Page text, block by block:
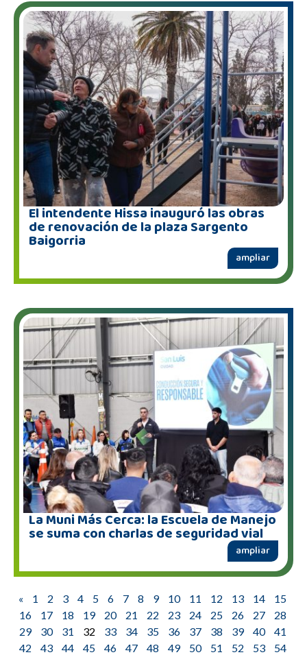
El intendente Hissa inauguró las obras
de renovación de la plaza Sargento
Baigorria
ampliar
La Muni Más Cerca: la Escuela de Manejo
se suma con charlas de seguridad vial
ampliar
« 1 2 3 4 5 6 7 8 9 10 11 12 13 14
15
16
17 18 19 20 21 22 23 24 25 26 27
28
29
30 31 32 33 34 35 36 37 38 39 40
41
42
43 44 45 46 47 48 49 50 51 52 53 54